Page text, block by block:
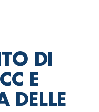
DI
E
DELLE